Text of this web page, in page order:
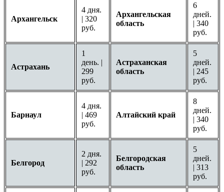
Архангельск
4 дня.
| 320
руб.
Архангельская
область
6
дней.
| 340
руб.
Астрахань
1
день. |
299
руб.
Астраханская
область
5
дней.
| 245
руб.
Барнаул
4 дня.
| 469
руб.
Алтайский край
8
дней.
| 340
руб.
Белгород
2 дня.
| 292
руб.
Белгородская
область
5
дней.
| 313
руб.